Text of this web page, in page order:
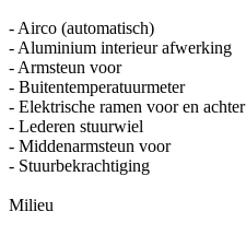
- Airco (automatisch)
- Aluminium interieur afwerking
- Armsteun voor
- Buitentemperatuurmeter
- Elektrische ramen voor en achter
- Lederen stuurwiel
- Middenarmsteun voor
- Stuurbekrachtiging
Milieu